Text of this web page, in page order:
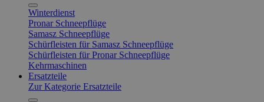
Winterdienst
Pronar Schneepflüge
Samasz Schneepflüge
Schürfleisten für Samasz Schneepflüge
Schürfleisten für Pronar Schneepflüge
Kehrmaschinen
Ersatzteile
Zur Kategorie Ersatzteile